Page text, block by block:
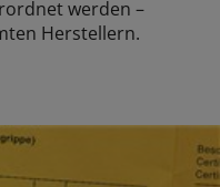
werden –
Herstellern.